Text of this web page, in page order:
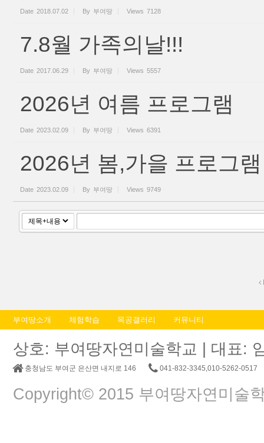
Date 2018.07.02 By 부여땅 Views 7128
7.8월 가족의날!!!
Date 2017.06.29 By 부여땅 Views 5557
2026년 여름 프로그램
Date 2023.02.09 By 부여땅 Views 6391
2026년 봄,가을 프로그램
Date 2023.02.09 By 부여땅 Views 9749
부여땅소개 체험학습 목공갤러리 커뮤니티
상호: 부여땅자연미술학교 | 대표:
충청남도 부여군 은산면 내지로 146 041-832-3345,010-5262-0517
Copyright© 2015 부여땅자연미술